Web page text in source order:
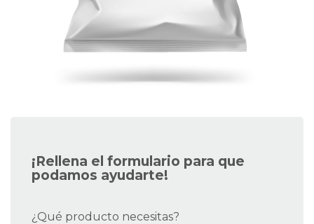
¡Rellena el formulario para que
podamos ayudarte!
¿Qué producto necesitas?